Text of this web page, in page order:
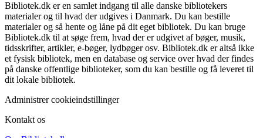
Bibliotek.dk er en samlet indgang til alle danske bibliotekers
materialer og til hvad der udgives i Danmark. Du kan bestille
materialer og så hente og låne på dit eget bibliotek. Du kan bruge
Bibliotek.dk til at søge frem, hvad der er udgivet af bøger, musik,
tidsskrifter, artikler, e-bøger, lydbøger osv. Bibliotek.dk er altså ikke
et fysisk bibliotek, men en database og service over hvad der findes
på danske offentlige biblioteker, som du kan bestille og få leveret til
dit lokale bibliotek.
Administrer cookieindstillinger
Kontakt os